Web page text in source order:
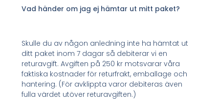
Vad händer om jag ej hämtar ut mitt paket?
Skulle du av någon anledning inte ha hämtat ut
ditt paket inom 7 dagar så debiterar vi en
returavgift. Avgiften på 250 kr motsvarar våra
faktiska kostnader för returfrakt, emballage och
hantering. (För avklippta varor debiteras även
fulla värdet utöver returavgiften.)